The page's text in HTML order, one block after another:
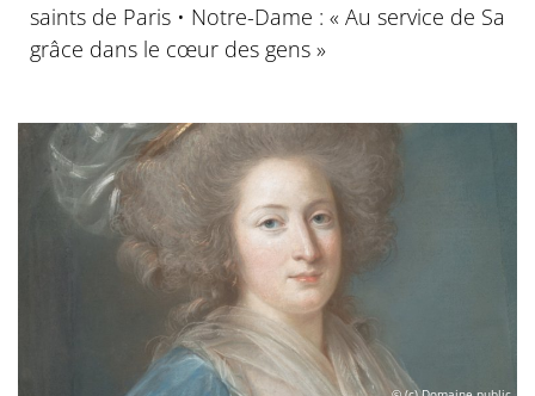
saints de Paris • Notre-Dame : « Au service de Sa
grâce dans le cœur des gens »